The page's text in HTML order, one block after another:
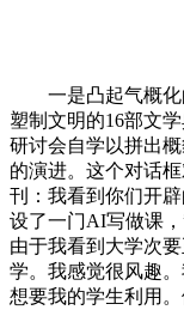
一是凸起气概化
塑制文明的16部文
研讨会自学以拼出
的演进。这个对话
刊：我看到你们开
设了一门AI写做课
由于我看到大学次
学。我感觉很风趣
想要我的学生利用